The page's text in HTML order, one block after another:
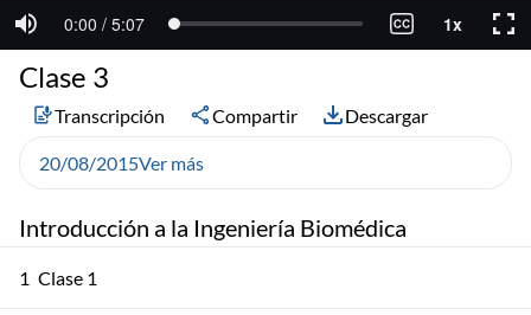
Introducción a la Ingeniería Biomédica
1 Clase 1
Clase 3
Transcripción Compartir Descargar
20/08/2015Ver más